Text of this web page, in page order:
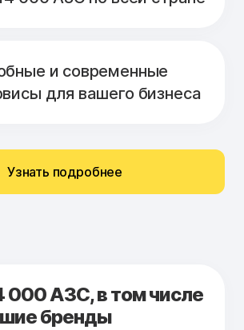
и современные
для вашего бизнеса
Узнать подробнее
000 АЗС, в том числе
бренды